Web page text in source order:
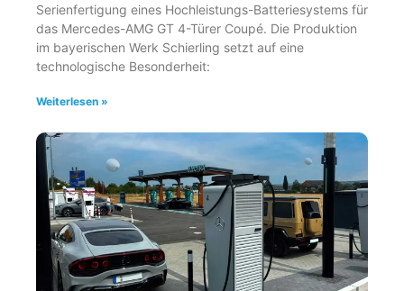
Serienfertigung eines Hochleistungs-Batteriesystems für
das Mercedes-AMG GT 4-Türer Coupé. Die Produktion
im bayerischen Werk Schierling setzt auf eine
technologische Besonderheit:
Weiterlesen »